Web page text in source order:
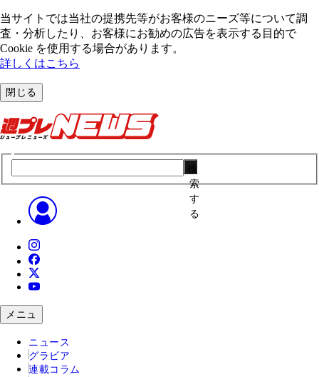
当サイトでは当社の提携先等がお客様のニーズ等について調
査・分析したり、お客様にお勧めの広告を表⽰する⽬的で
Cookie を使⽤する場合があります。
詳しくはこちら
閉じる
索
す
る
メニュ
ニュース
グラビア
連載コラム